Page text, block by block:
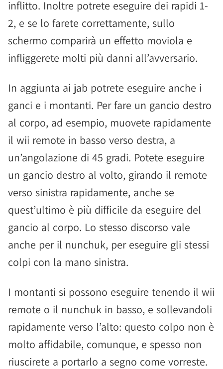
inflitto. Inoltre potrete eseguire dei rapidi 1-
2, e se lo farete correttamente, sullo
schermo comparirà un effetto moviola e
infliggerete molti più danni all’avversario.
In aggiunta ai jab potrete eseguire anche i
ganci e i montanti. Per fare un gancio destro
al corpo, ad esempio, muovete rapidamente
il wii remote in basso verso destra, a
un’angolazione di 45 gradi. Potete eseguire
un gancio destro al volto, girando il remote
verso sinistra rapidamente, anche se
quest’ultimo è più difficile da eseguire del
gancio al corpo. Lo stesso discorso vale
anche per il nunchuk, per eseguire gli stessi
colpi con la mano sinistra.
I montanti si possono eseguire tenendo il wii
remote o il nunchuk in basso, e sollevandoli
rapidamente verso l’alto: questo colpo non è
molto affidabile, comunque, e spesso non
riuscirete a portarlo a segno come vorreste.